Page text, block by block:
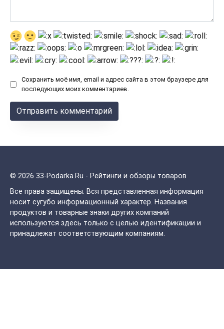
Сохранить моё имя, email и адрес сайта в этом браузере для
последующих моих комментариев.
© 2026 33-Podarka.Ru - Рейтинги и обзоры товаров
Все права защищены. Вся представленная информация
носит сугубо информационный характер. Названия
продуктов и товарные знаки других компаний
используются здесь только с целью идентификации и
принадлежат соответствующим компаниям.